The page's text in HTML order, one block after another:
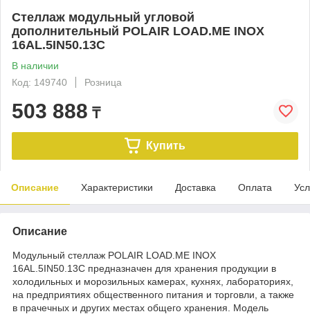
Стеллаж модульный угловой
дополнительный POLAIR LOAD.ME INOX
16AL.5IN50.13C
В наличии
Код: 149740
Розница
503 888 ₸
Купить
Описание Характеристики Доставка Оплата
Описание
Модульный стеллаж POLAIR LOAD.ME INOX
16AL.5IN50.13C предназначен для хранения продукции в
холодильных и морозильных камерах, кухнях, лабораториях,
на предприятиях общественного питания и торговли, а также
в прачечных и других местах общего хранения. Модель